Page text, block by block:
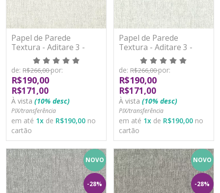
Papel de Parede
Textura - Aditare 3 -
AD300003R - Vinílico
de: R$266,00por:
R$190,00
R$171,00
À vista (10% desc)
PIX/transferência
em até 1x de R$190,00 no
cartão
Papel de Parede
Textura - Aditare 3 -
AD300004R - Vinílico
de: R$266,00por:
R$190,00
R$171,00
À vista (10% desc)
PIX/transferência
em até 1x de R$190,00 no
cartão
NOVO
-28%
NOVO
-28%